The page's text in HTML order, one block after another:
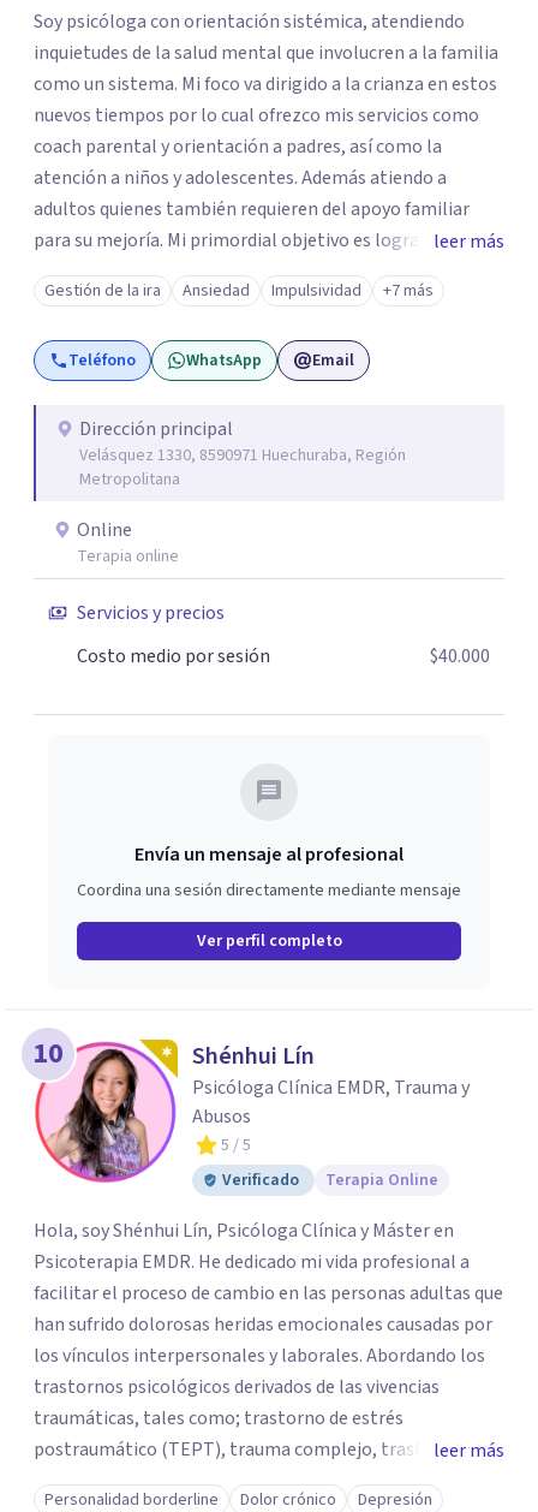
Soy psicóloga con orientación sistémica, atendiendo
inquietudes de la salud mental que involucren a la familia
como un sistema. Mi foco va dirigido a la crianza en estos
nuevos tiempos por lo cual ofrezco mis servicios como
coach parental y orientación a padres, así como la
atención a niños y adolescentes. Además atiendo a
adultos quienes también requieren del apoyo familiar
para su mejoría. Mi primordial objetivo es lograr un
vínculo cercano con mis pacientes, para así establecer
confianzas mutuas con la idea de realizar un proceso
terapéutico, que les permita obtener resultados de
bienestar, que a su vez les facilite llegar a ser personas
vez el disfrute de una vida sana, en un auténtico descubrir
de sus habilidades y recursos personales que además les
haga ser capaces de aceptarse a plenitud.
leer más
Gestión de la ira Ansiedad Impulsividad +7 más
Teléfono WhatsApp Email
Dirección principal
Velásquez 1330, 8590971 Huechuraba, Región
Metropolitana
Online
Terapia online
Servicios y precios
Costo medio por sesión
$40.000
Envía un mensaje al profesional
Coordina una sesión directamente mediante mensaje
Ver perfil completo
10 Shénhui Lín
Psicóloga Clínica EMDR, Trauma y
Abusos
5 / 5
Verificado
Terapia Online
Hola, soy Shénhui Lín, Psicóloga Clínica y Máster en
Psicoterapia EMDR. He dedicado mi vida profesional a
facilitar el proceso de cambio en las personas adultas que
han sufrido dolorosas heridas emocionales causadas por
los vínculos interpersonales y laborales. Abordando los
trastornos psicológicos derivados de las vivencias
traumáticas, tales como; trastorno de estrés
postraumático (TEPT), trauma complejo, trastornos
disociativos, ansiedad, depresión, trastorno límite de la
leer más
Personalidad borderline Dolor crónico Depresión